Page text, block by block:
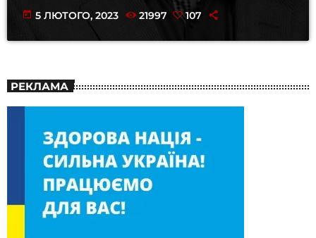
today 5 ЛЮТОГО, 2023 21997 107
РЕКЛАМА